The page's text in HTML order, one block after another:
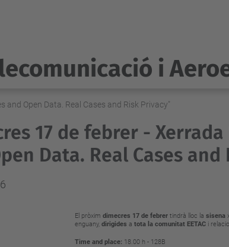
i
and Open Data. Real Cases and Risk Privacy"
17 de febrer -
Data. Real Cases and
El pròxim dimecres 17 de febrer tindrà lloc la sisena
enguany, dirigides a tota la comunitat EETAC i
Time and place: 18.00 h - 128B